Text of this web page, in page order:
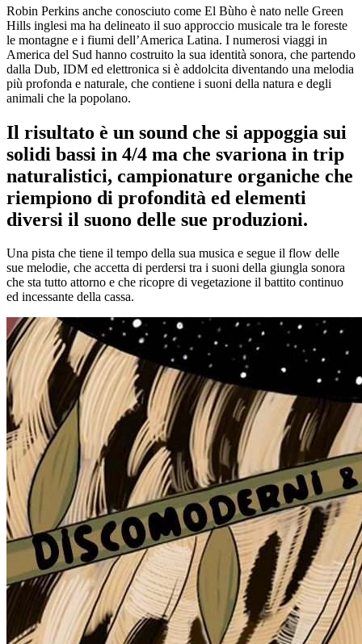
Robin Perkins anche conosciuto come El Bùho è nato nelle Green
Hills inglesi ma ha delineato il suo approccio musicale tra le foreste
le montagne e i fiumi dell’America Latina. I numerosi viaggi in
America del Sud hanno costruito la sua identità sonora, che partendo
dalla Dub, IDM ed elettronica si è addolcita diventando una melodia
più profonda e naturale, che contiene i suoni della natura e degli
animali che la popolano.
Il risultato è un sound che si appoggia sui
solidi bassi in 4/4 ma che svariona in trip
naturalistici, campionature organiche che
riempiono di profondità ed elementi
diversi il suono delle sue produzioni.
Una pista che tiene il tempo della sua musica e segue il flow delle
sue melodie, che accetta di perdersi tra i suoni della giungla sonora
che sta tutto attorno e che ricopre di vegetazione il battito continuo
ed incessante della cassa.